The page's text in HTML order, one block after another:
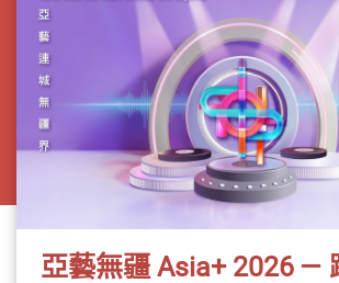
亞藝無疆 Asia+ 2026 —